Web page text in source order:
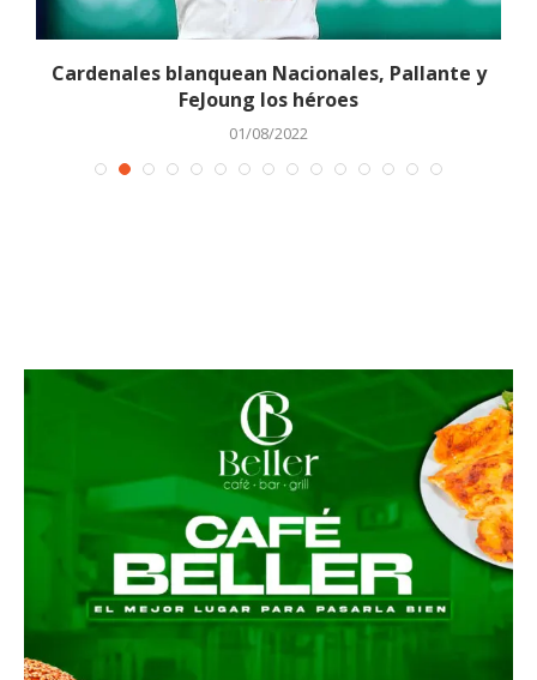
Cardenales blanquean Nacionales, Pallante y
FeJoung los héroes
01/08/2022